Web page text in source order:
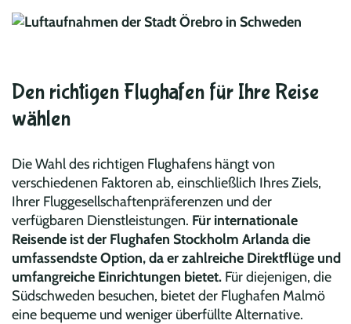
Den richtigen Flughafen für Ihre Reise
wählen
Die Wahl des richtigen Flughafens hängt von
verschiedenen Faktoren ab, einschließlich Ihres Ziels,
Ihrer Fluggesellschaftenpräferenzen und der
verfügbaren Dienstleistungen. Für internationale
Reisende ist der Flughafen Stockholm Arlanda die
umfassendste Option, da er zahlreiche Direktflüge und
umfangreiche Einrichtungen bietet. Für diejenigen, die
Südschweden besuchen, bietet der Flughafen Malmö
eine bequeme und weniger überfüllte Alternative.